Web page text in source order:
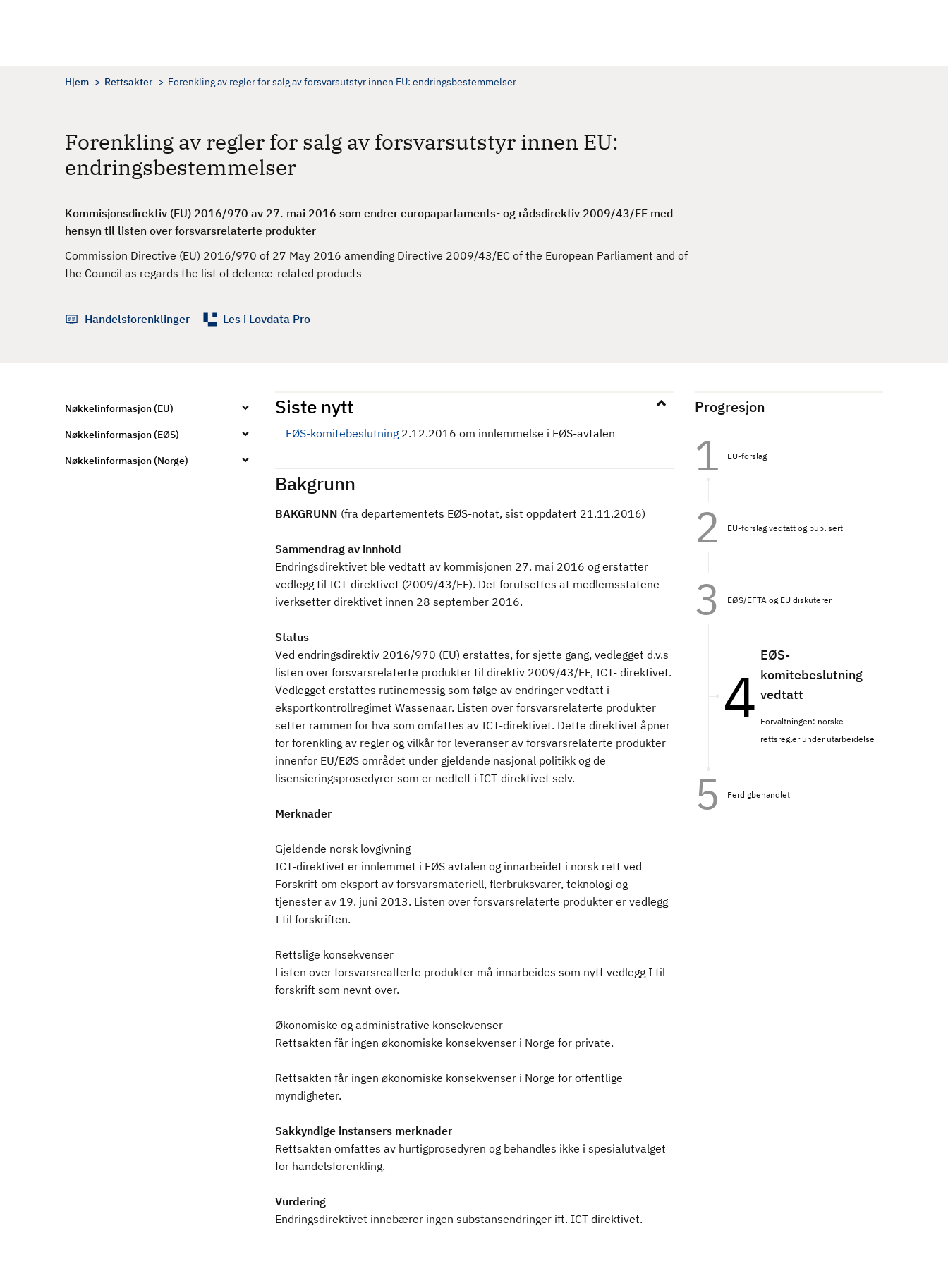
Hjem Rettsakter Forenkling av regler for salg av forsvarsutstyr innen EU: endringsbestemmelser
Forenkling av regler for salg av forsvarsutstyr innen EU:
endringsbestemmelser
Kommisjonsdirektiv (EU) 2016/970 av 27. mai 2016 som endrer europaparlaments- og rådsdirektiv 2009/43/EF med
hensyn til listen over forsvarsrelaterte produkter
Commission Directive (EU) 2016/970 of 27 May 2016 amending Directive 2009/43/EC of the European Parliament and of
the Council as regards the list of defence-related products
Handelsforenklinger Les i Lovdata Pro
Nøkkelinformasjon (EU)
Nøkkelinformasjon (EØS)
Nøkkelinformasjon (Norge)
Siste nytt
EØS-komitebeslutning2.12.2016 om innlemmelse i EØS-avtalen
Bakgrunn
BAKGRUNN (fra departementets EØS-notat, sist oppdatert 21.11.2016)
Sammendrag av innhold
Endringsdirektivet ble vedtatt av kommisjonen 27. mai 2016 og erstatter
vedlegg til ICT-direktivet (2009/43/EF). Det forutsettes at medlemsstatene
iverksetter direktivet innen 28 september 2016.
Status
Ved endringsdirektiv 2016/970 (EU) erstattes, for sjette gang, vedlegget d.v.s
listen over forsvarsrelaterte produkter til direktiv 2009/43/EF, ICT- direktivet.
Vedlegget erstattes rutinemessig som følge av endringer vedtatt i
eksportkontrollregimet Wassenaar. Listen over forsvarsrelaterte produkter
setter rammen for hva som omfattes av ICT-direktivet. Dette direktivet åpner
for forenkling av regler og vilkår for leveranser av forsvarsrelaterte produkter
innenfor EU/EØS området under gjeldende nasjonal politikk og de
lisensieringsprosedyrer som er nedfelt i ICT-direktivet selv.
Merknader
Gjeldende norsk lovgivning
ICT-direktivet er innlemmet i EØS avtalen og innarbeidet i norsk rett ved
Forskrift om eksport av forsvarsmateriell, flerbruksvarer, teknologi og
tjenester av 19. juni 2013. Listen over forsvarsrelaterte produkter er vedlegg
I til forskriften.
Rettslige konsekvenser
Listen over forsvarsrealterte produkter må innarbeides som nytt vedlegg I til
forskrift som nevnt over.
Økonomiske og administrative konsekvenser
Rettsakten får ingen økonomiske konsekvenser i Norge for private.
Rettsakten får ingen økonomiske konsekvenser i Norge for offentlige
myndigheter.
Sakkyndige instansers merknader
Rettsakten omfattes av hurtigprosedyren og behandles ikke i spesialutvalget
for handelsforenkling.
Vurdering
Endringsdirektivet innebærer ingen substansendringer ift. ICT direktivet.
Progresjon
EU-forslag
EU-forslag vedtatt og publisert
EØS/EFTA og EU diskuterer
EØS-
komitebeslutning
vedtatt
Forvaltningen: norske
rettsregler under utarbeidelse
Ferdigbehandlet